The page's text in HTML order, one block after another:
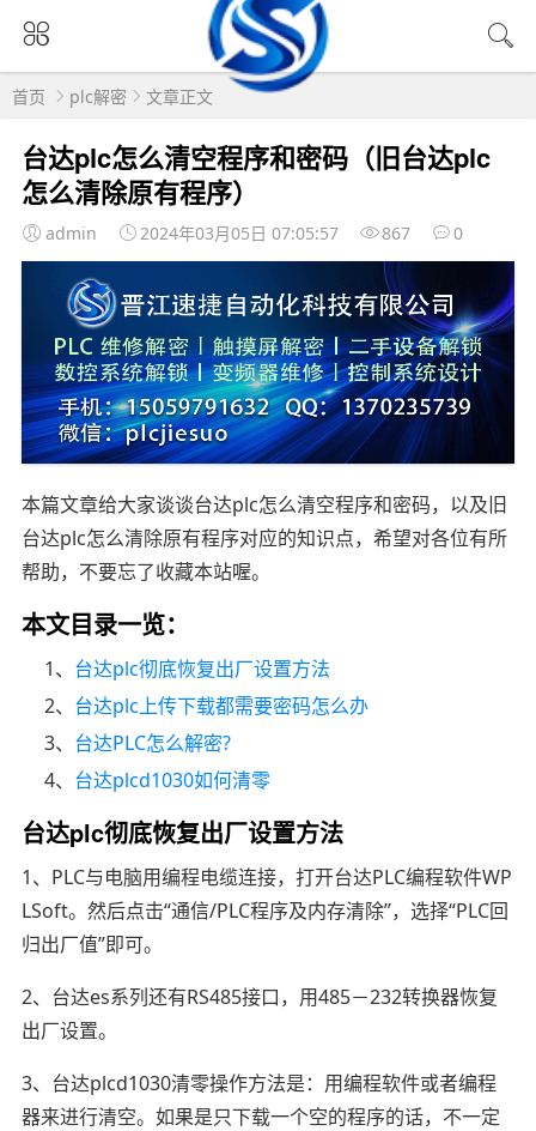
首页 plc解密 文章正文
台达plc怎么清空程序和密码（旧台达plc
怎么清除原有程序）
admin 2024年03月05日 07:05:57 867 0
本篇文章给大家谈谈台达plc怎么清空程序和密码，以及旧
台达plc怎么清除原有程序对应的知识点，希望对各位有所
帮助，不要忘了收藏本站喔。
本文目录一览：
1、 台达plc彻底恢复出厂设置方法
2、 台达plc上传下载都需要密码怎么办
3、 台达PLC怎么解密?
4、 台达plcd1030如何清零
台达plc彻底恢复出厂设置方法
1、PLC与电脑用编程电缆连接，打开台达PLC编程软件WP
LSoft。然后点击“通信/PLC程序及内存清除”，选择“PLC回
归出厂值”即可。
2、台达es系列还有RS485接口，用485－232转换器恢复
出厂设置。
3、台达plcd1030清零操作方法是：用编程软件或者编程
器来进行清空。如果是只下载一个空的程序的话，不一定